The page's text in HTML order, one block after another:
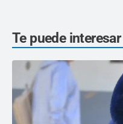
Te puede interesar